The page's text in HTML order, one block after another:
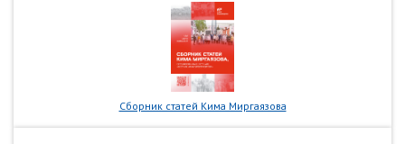
Сборник статей Кима Миргаязова